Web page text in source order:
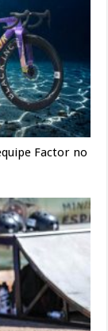
Factor no